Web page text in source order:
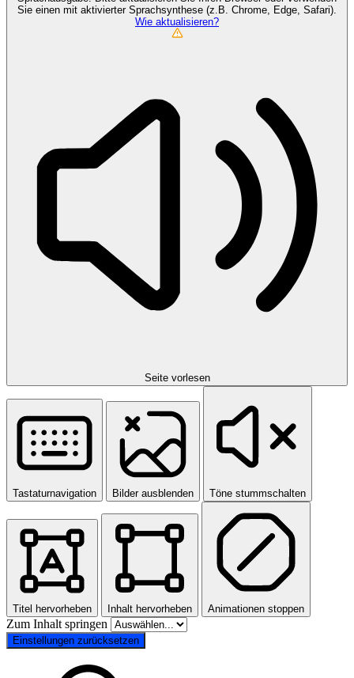
Sie einen mit aktivierter Sprachsynthese (z.B. Chrome, Edge, Safari).
Wie aktualisieren?
Seite vorlesen
Tastaturnavigation Bilder ausblenden Töne stummschalten
Titel hervorheben Inhalt hervorheben Animationen stoppen
Zum Inhalt springen
Einstellungen zurücksetzen